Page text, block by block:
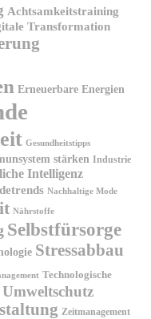
Achtsamkeitstraining
Transformation
Erneuerbare Energien
Gesundheitstipps
stärken Industrie
Intelligenz
Nachhaltige Mode
Nährstoffe
Selbstfürsorge
Stressabbau
Technologische
Umweltschutz
Zeitmanagement